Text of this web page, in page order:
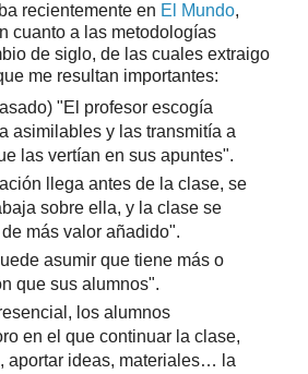
recientemente en El Mundo,
cuanto a las metodologías
de siglo, de las cuales extraigo
me resultan importantes:
"El profesor escogía
asimilables y las transmitía a
las vertían en sus apuntes".
llega antes de la clase, se
sobre ella, y la clase se
más valor añadido".
asumir que tiene más o
que sus alumnos".
los alumnos
en el que continuar la clase,
aportar ideas, materiales… la